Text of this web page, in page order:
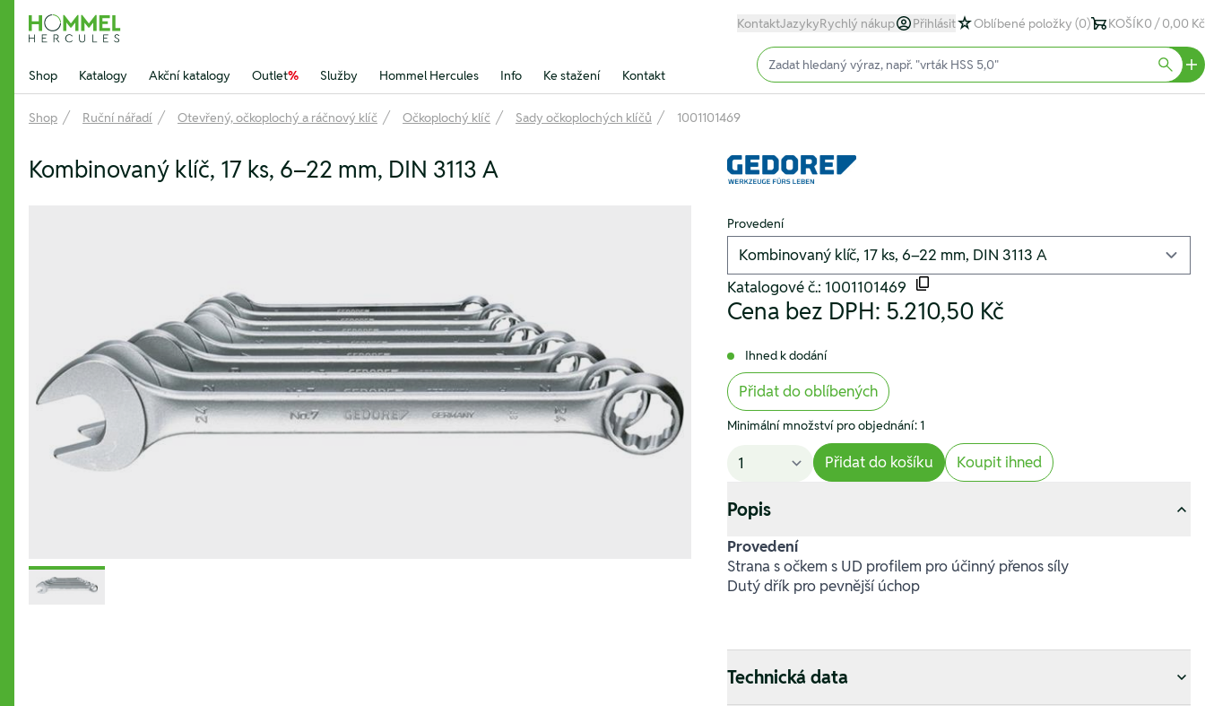
Hommel Hercules
KontaktJazykyRychlý nákup Přihlásit Oblíbené položky (0) KOŠÍK0 / 0,00 Kč
Shop Katalogy Akční katalogy Outlet% Služby Hommel Hercules Info Ke stažení Kontakt
Input (text)
Shop Ruční nářadí Otevřený, očkoplochý a ráčnový klíč Očkoplochý klíč Sady očkoplochých klíčů 1001101469
Kombinovaný klíč, 17 ks, 6–22 mm, DIN 3113 A
Provedení
Katalogové č.: 1001101469
Cena bez DPH: 5.210,50 Kč
Ihned k dodání
Přidat do oblíbených
Minimální množství pro objednání: 1
Přidat do košíku Koupit ihned
Popis
Provedení
Strana s očkem s UD profilem pro účinný přenos síly
Dutý dřík pro pevnější úchop
Technická data